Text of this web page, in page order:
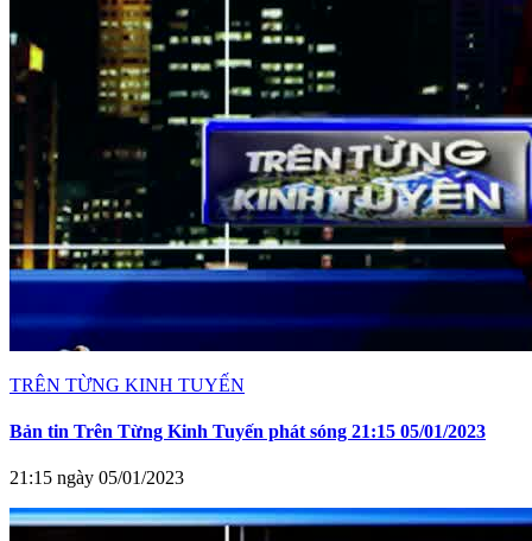
TRÊN TỪNG KINH TUYẾN
Bản tin Trên Từng Kinh Tuyến phát sóng 21:15 05/01/2023
21:15 ngày 05/01/2023